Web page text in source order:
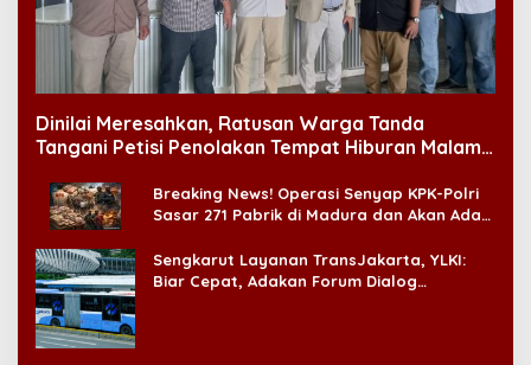
Dinilai Meresahkan, Ratusan Warga Tanda
Tangani Petisi Penolakan Tempat Hiburan Malam
Breaking News! Operasi Senyap KPK-Polri
Sasar 271 Pabrik di Madura dan Akan Ada
Sengkarut Layanan TransJakarta, YLKI:
Biar Cepat, Adakan Forum Dialog